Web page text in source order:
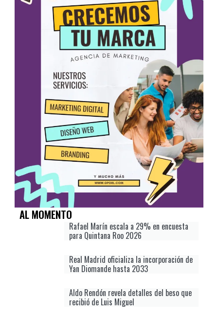
AL MOMENTO
Rafael Marín escala a 29% en encuesta
para Quintana Roo 2026
Real Madrid oficializa la incorporación de
Yan Diomande hasta 2033
Aldo Rendón revela detalles del beso que
recibió de Luis Miguel